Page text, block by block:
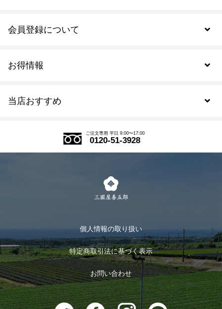
当店おすすめ
式部の香りシリーズ
お茶のギフト
おすすめのお茶
お茶に合うスイーツ
お得情報
会員登録について
会員規約について
ログイン
ログアウト
ご注文専用 平日 9:00〜17:00
0120-51-3928
個人情報の取り扱い
特定商取引法に基づく表示
お問い合わせ